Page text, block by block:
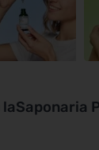
laSaponaria